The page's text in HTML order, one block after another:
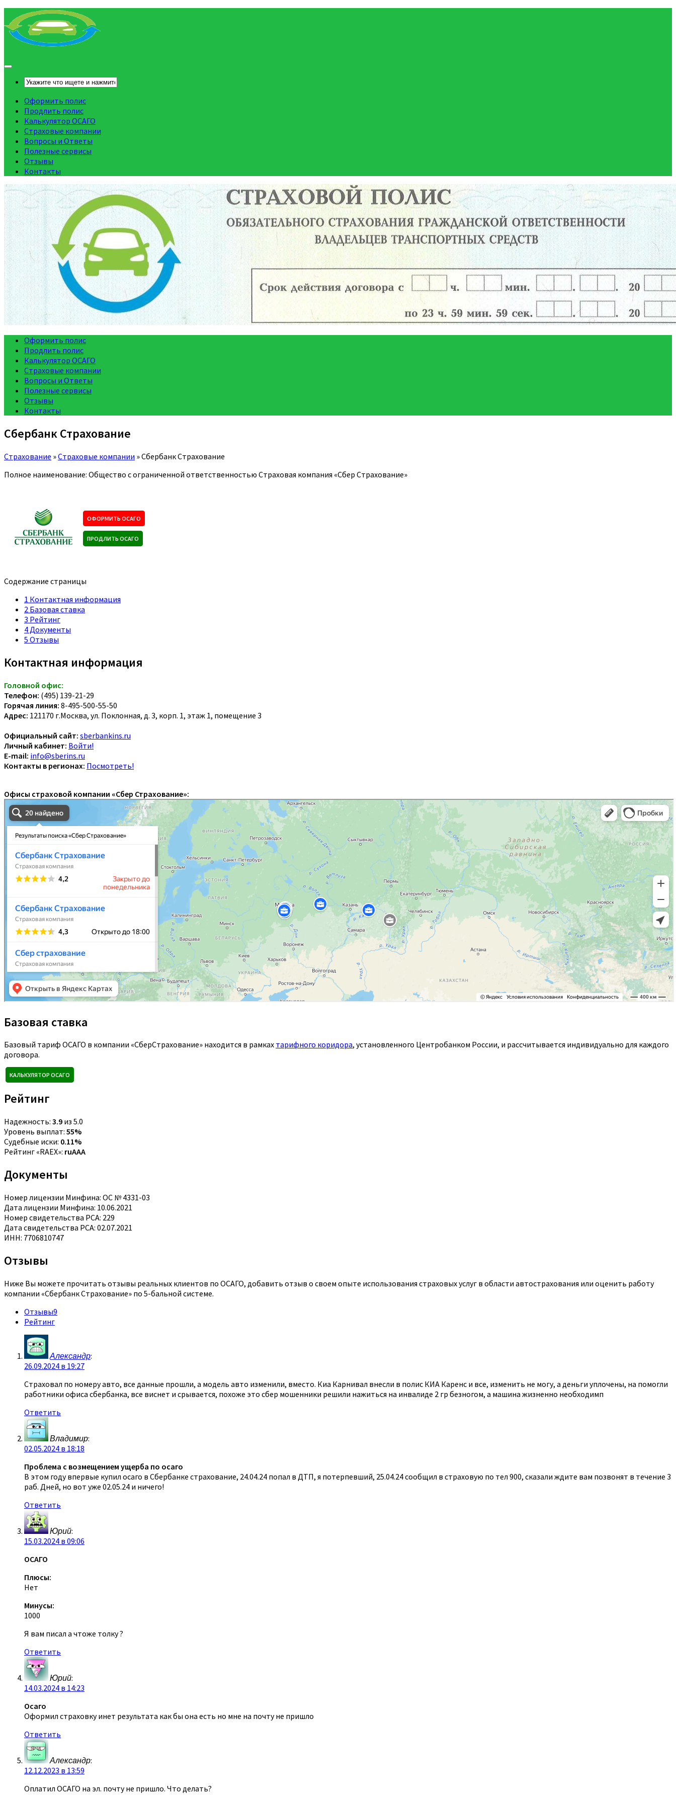
Оформить полис
Продлить полис
Калькулятор ОСАГО
Страховые компании
Вопросы и Ответы
Полезные сервисы
Отзывы
Контакты
Оформить полис
Продлить полис
Калькулятор ОСАГО
Страховые компании
Вопросы и Ответы
Полезные сервисы
Отзывы
Контакты
Сбербанк Страхование
Страхование »Страховые компании »Сбербанк Страхование
Полное наименование: Общество с ограниченной ответственностью Страховая компания «Сбер Страхование»
ОФОРМИТЬ ОСАГО
ПРОДЛИТЬ ОСАГО
Содержание страницы
1 Контактная информация
2 Базовая ставка
3 Рейтинг
4 Документы
5 Отзывы
Контактная информация
Головной офис:
Телефон: (495) 139-21-29
Горячая линия: 8-495-500-55-50
Адрес: 121170 г.Москва, ул. Поклонная, д. 3, корп. 1, этаж 1, помещение 3
Официальный сайт: sberbankins.ru
Личный кабинет: Войти!
E-mail: info@sberins.ru
Контакты в регионах: Посмотреть!
Офисы страховой компании «Сбер Страхование»:
Базовая ставка
Базовый тариф ОСАГО в компании «СберСтрахование» находится в рамках тарифного коридора, установленного Центробанком России, и рассчитывается индивидуально для каждого
договора.
КАЛЬКУЛЯТОР ОСАГО
Рейтинг
Надежность: 3.9 из 5.0
Уровень выплат: 55%
Судебные иски: 0.11%
Рейтинг «RAEX»: ruAAA
Документы
Номер лицензии Минфина: ОС № 4331-03
Дата лицензии Минфина: 10.06.2021
Номер свидетельства РСА: 229
Дата свидетельства РСА: 02.07.2021
ИНН: 7706810747
Отзывы
Ниже Вы можете прочитать отзывы реальных клиентов по ОСАГО, добавить отзыв о своем опыте использования страховых услуг в области автострахования или оценить работу
компании «Сбербанк Страхование» по 5-бальной системе.
Отзывы9
Рейтинг
Александр:
26.09.2024 в 19:27
Страховал по номеру авто, все данные прошли, а модель авто изменили, вместо. Киа Карнивал внесли в полис КИА Каренс и все, изменить не могу, а деньги уплочены, на помогли
работники офиса сбербанка, все виснет и срывается, похоже это сбер мошенники решили нажиться на инвалиде 2 гр безногом, а машина жизненно необходимп
Ответить
Владимир:
02.05.2024 в 18:18
Проблема с возмещением ущерба по осаго
В этом году впервые купил осаго в Сбербанке страхование, 24.04.24 попал в ДТП, я потерпевший, 25.04.24 сообщил в страховую по тел 900, сказали ждите вам позвонят в течение 3
раб. Дней, но вот уже 02.05.24 и ничего!
Ответить
Юрий:
15.03.2024 в 09:06
ОСАГО
Плюсы:
Нет
Минусы:
1000
Я вам писал а чтоже толку ?
Ответить
Юрий:
14.03.2024 в 14:23
Осаго
Оформил страховку инет результата как бы она есть но мне на почту не пришло
Ответить
Александр:
12.12.2023 в 13:59
Оплатил ОСАГО на эл. почту не пришло. Что делать?